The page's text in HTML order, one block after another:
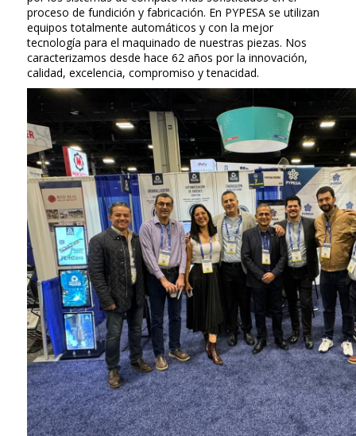
proceso de fundición y fabricación. En PYPESA se utilizan
equipos totalmente automáticos y con la mejor
tecnología para el maquinado de nuestras piezas. Nos
caracterizamos desde hace 62 años por la innovación,
calidad, excelencia, compromiso y tenacidad.